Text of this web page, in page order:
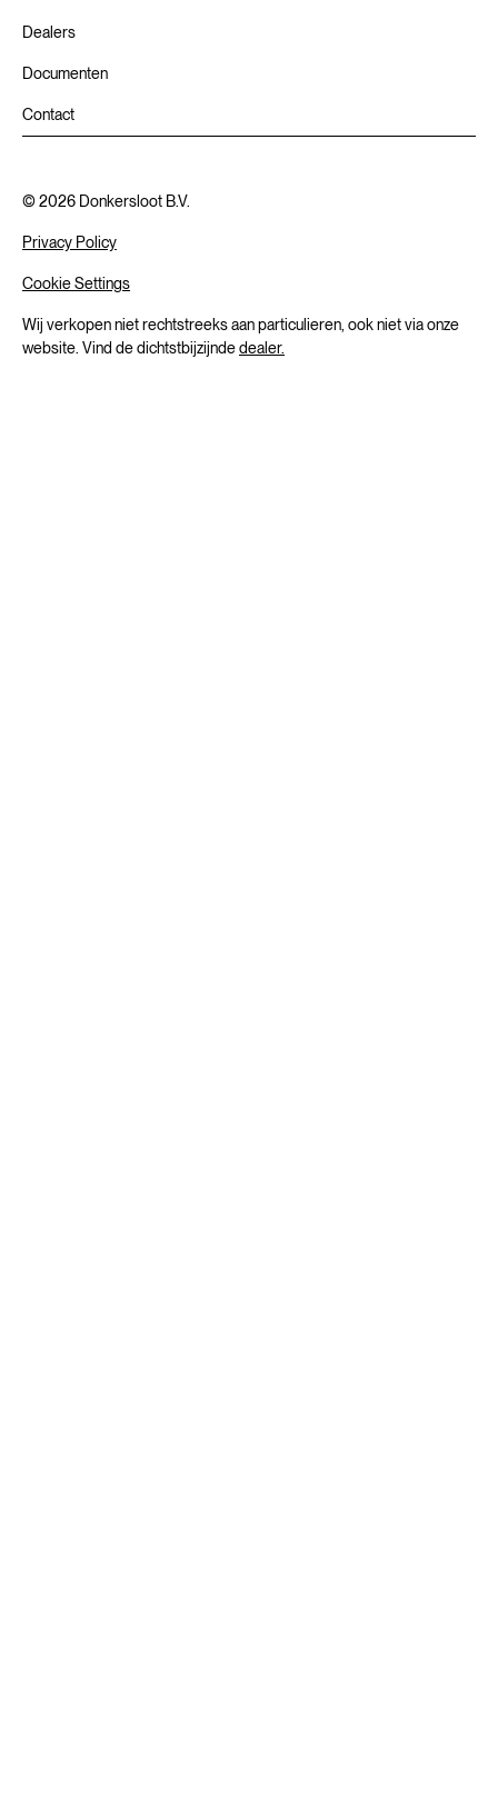
Dealers
Documenten
Contact
Wij verkopen niet rechtstreeks aan particulieren, ook niet via onze
website. Vind de dichtstbijzijndedealer.
Privacy Policy
Cookie Settings
©2026 Donkersloot B.V.